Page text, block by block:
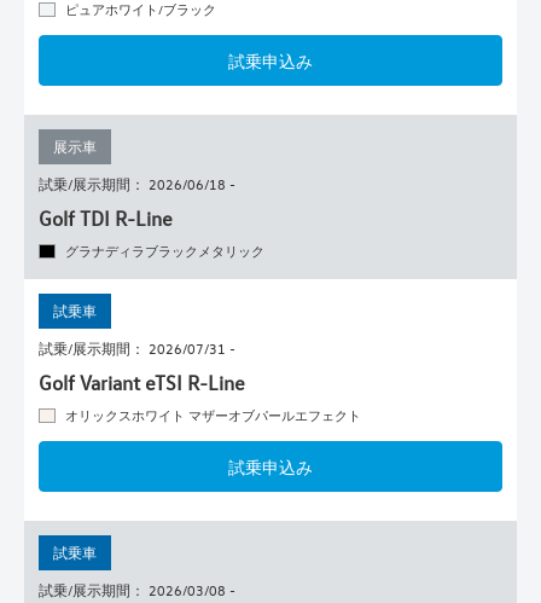
ピュアホワイト/ブラック
試乗申込み
展示車
試乗/展示期間： 2026/06/18 -
Golf TDI R-Line
グラナディラブラックメタリック
試乗車
試乗/展示期間： 2026/07/31 -
Golf Variant eTSI R-Line
オリックスホワイト マザーオブパールエフェクト
試乗申込み
試乗車
試乗/展示期間： 2026/03/08 -